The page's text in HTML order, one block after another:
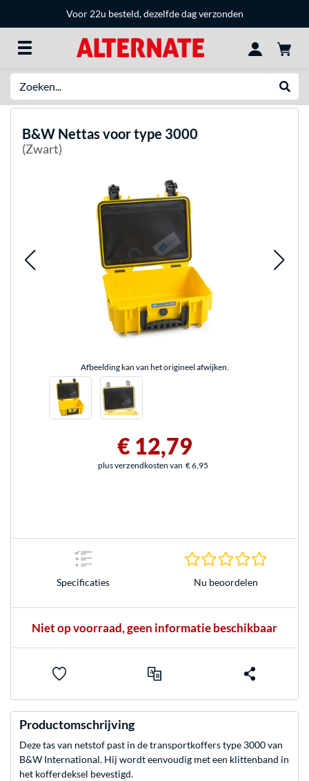
Voor 22u besteld, dezelfde dag verzonden
B&W Nettas voor type 3000
(Zwart)
Afbeelding kan van het origineel afwijken.
€ 12,79
plus verzendkosten van € 6,95
Specificaties Nu beoordelen
Niet op voorraad, geen informatie beschikbaar
Productomschrijving
Deze tas van netstof past in de transportkoffers type 3000 van
B&W International. Hij wordt eenvoudig met een klittenband in
het kofferdeksel bevestigd.